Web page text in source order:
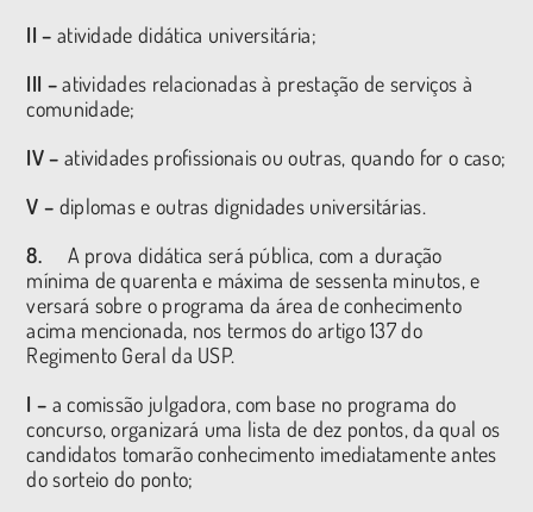
II – atividade didática universitária;
III –atividades relacionadas à prestação de serviços à
comunidade;
IV – atividades profissionais ou outras, quando for o caso;
V – diplomas e outras dignidades universitárias.
8. A prova didática será pública, com a duração
mínima de quarenta e máxima de sessenta minutos, e
versará sobre o programa da área de conhecimento
acima mencionada, nos termos do artigo 137 do
Regimento Geral da USP.
I – a comissão julgadora, com base no programa do
concurso, organizará uma lista de dez pontos, da qual os
candidatos tomarão conhecimento imediatamente antes
do sorteio do ponto;